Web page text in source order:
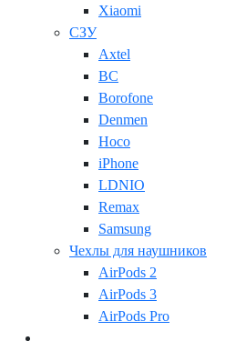
Xiaomi
СЗУ
Axtel
BC
Borofone
Denmen
Hoco
iPhone
LDNIO
Remax
Samsung
Чехлы для наушников
AirPods 2
AirPods 3
AirPods Pro